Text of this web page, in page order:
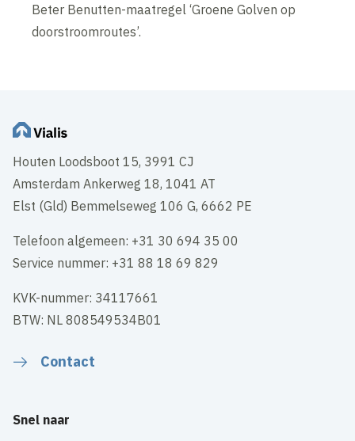
Beter Benutten-maatregel ‘Groene Golven op
doorstroomroutes’.
Houten Loodsboot 15, 3991 CJ
Amsterdam Ankerweg 18, 1041 AT
Elst (Gld) Bemmelseweg 106 G, 6662 PE
Telefoon algemeen: +31 30 694 35 00
Service nummer: +31 88 18 69 829
KVK-nummer: 34117661
BTW: NL 808549534B01
Contact
Snel naar